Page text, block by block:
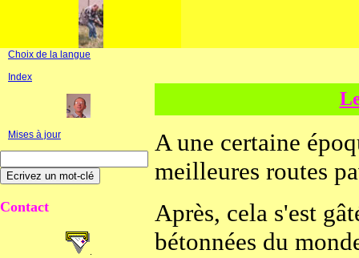
Choix de la langue
Index
Mises à jour
Contact
A une certaine
meilleures routes
Après, cela s'est
bétonnées du